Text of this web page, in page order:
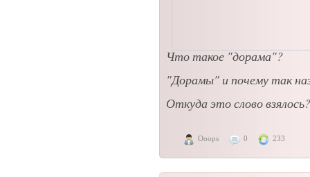
Что такое "дорама"?
"Дорамы" и почему так
Откуда это слово взялось?
Ooops 0 233